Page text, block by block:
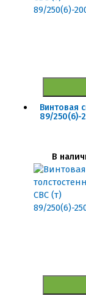
Винтовая
89/250(6)-
В